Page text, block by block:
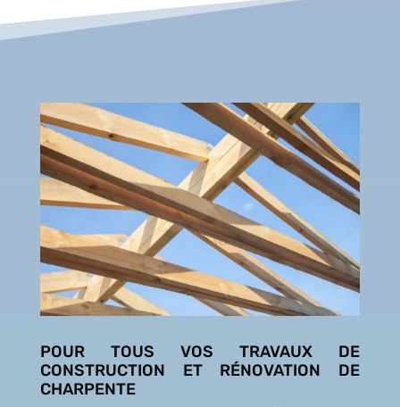
POUR TOUS VOS TRAVAUX DE
CONSTRUCTION ET RÉNOVATION DE
CHARPENTE